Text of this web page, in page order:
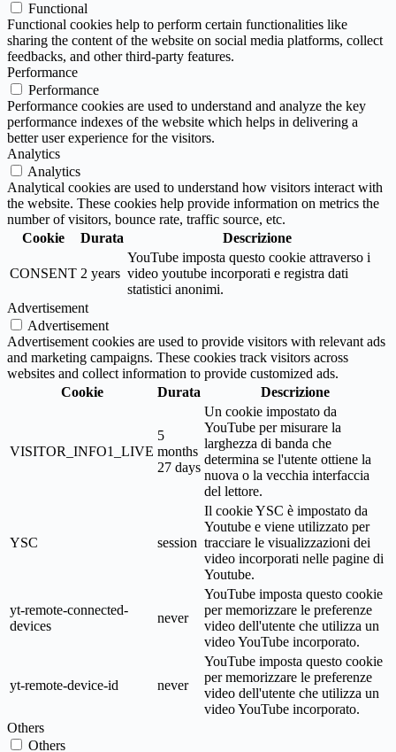
Functional
Functional cookies help to perform certain functionalities like
sharing the content of the website on social media platforms, collect
feedbacks, and other third-party features.
Performance
Performance
Performance cookies are used to understand and analyze the key
performance indexes of the website which helps in delivering a
better user experience for the visitors.
Analytics
Analytics
Analytical cookies are used to understand how visitors interact with
the website. These cookies help provide information on metrics the
number of visitors, bounce rate, traffic source, etc.
Cookie
Durata Descrizione
CONSENT 2 years
YouTube imposta questo cookie attraverso i
video youtube incorporati e registra dati
statistici anonimi.
Advertisement
Advertisement
Advertisement cookies are used to provide visitors with relevant ads
and marketing campaigns. These cookies track visitors across
websites and collect information to provide customized ads.
Cookie
Durata Descrizione
VISITOR_INFO1_LIVE
5
months
27 days
Un cookie impostato da
YouTube per misurare la
larghezza di banda che
determina se l'utente ottiene la
nuova o la vecchia interfaccia
del lettore.
YSC session
Il cookie YSC è impostato da
Youtube e viene utilizzato per
tracciare le visualizzazioni dei
video incorporati nelle pagine di
Youtube.
yt-remote-connected-
devices
never
YouTube imposta questo cookie
per memorizzare le preferenze
video dell'utente che utilizza un
video YouTube incorporato.
yt-remote-device-id never
YouTube imposta questo cookie
per memorizzare le preferenze
video dell'utente che utilizza un
video YouTube incorporato.
Others
Others